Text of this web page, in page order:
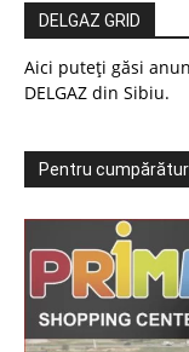
DELGAZ GRID
Aici puteți găsi
DELGAZ din Sibiu.
Pentru